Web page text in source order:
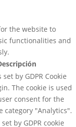
the website to
functionalities and
by GDPR Cookie
The cookie is used
consent for the
category "Analytics".
by GDPR cookie